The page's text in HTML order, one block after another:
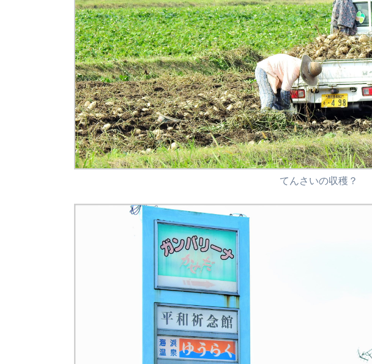
てんさいの収穫？